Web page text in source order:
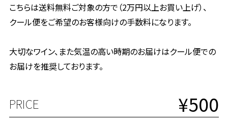
こちらは送料無料ご対象の方で（2万円以上お買い上げ）、
クール便をご希望のお客様向けの手数料になります。
大切なワイン、また気温の高い時期のお届けはクール便での
お届けを推奨しております。
PRICE ¥500